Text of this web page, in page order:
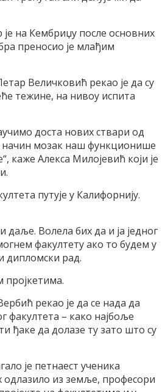
на Кембриџу после основних
преносио је млађим
Величковић рекао је да су
тежине, на нивоу испита
доста нових ствари од
начин мозак наш функционише
каже Алекса Милојевић који је
путује у Калифорнију.
Волела бих да и ја једног
факултету ако то будем у
дипломски рад.
рекао је да се нада да
факултета – како најбоље
ђаке да долазе ту зато што су
је петнаест ученика
из земље, професори